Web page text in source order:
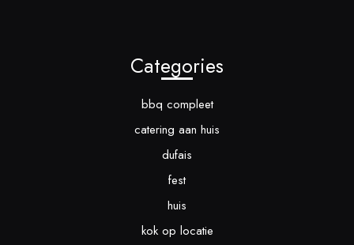
Categories
bbq compleet
catering aan huis
dufais
fest
huis
kok op locatie